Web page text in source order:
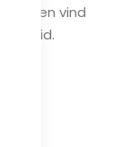
en vind